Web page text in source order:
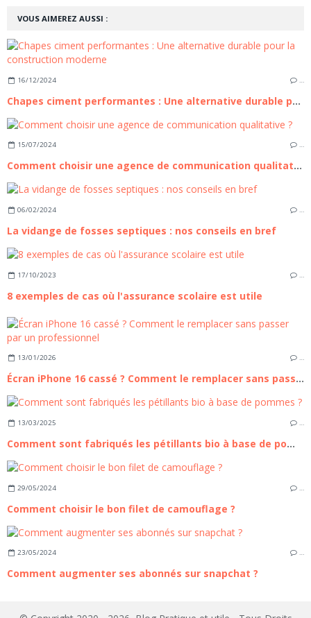
VOUS AIMEREZ AUSSI :
16/12/2024 …
Chapes ciment performantes : Une alternative durable pour la construction moderne
15/07/2024 …
Comment choisir une agence de communication qualitative ?
06/02/2024 …
La vidange de fosses septiques : nos conseils en bref
17/10/2023 …
8 exemples de cas où l'assurance scolaire est utile
13/01/2026 …
Écran iPhone 16 cassé ? Comment le remplacer sans passer par un professionnel
13/03/2025 …
Comment sont fabriqués les pétillants bio à base de pommes ?
29/05/2024
Comment choisir le bon filet de camouflage ?
23/05/2024 …
Comment augmenter ses abonnés sur snapchat ?